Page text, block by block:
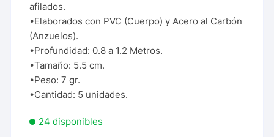
afilados.
•Elaborados con PVC (Cuerpo) y Acero al Carbón
(Anzuelos).
•Profundidad: 0.8 a 1.2 Metros.
•Tamaño: 5.5 cm.
•Peso: 7 gr.
•Cantidad: 5 unidades.
24 disponibles